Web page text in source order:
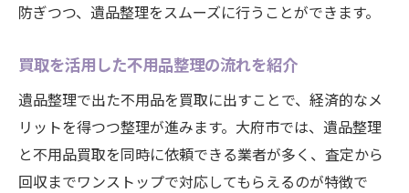
防ぎつつ、遺品整理をスムーズに行うことができます。
買取を活用した不用品整理の流れを紹介
遺品整理で出た不用品を買取に出すことで、経済的なメ
リットを得つつ整理が進みます。大府市では、遺品整理
と不用品買取を同時に依頼できる業者が多く、査定から
回収までワンストップで対応してもらえるのが特徴で